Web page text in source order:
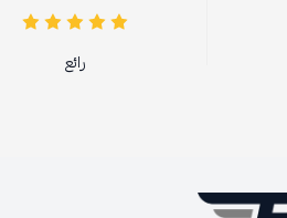
رائع